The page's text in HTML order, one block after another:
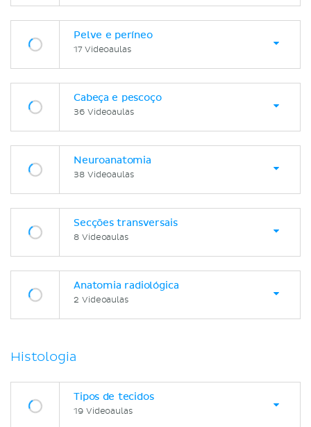
Pelve e períneo
17 Videoaulas
Cabeça e pescoço
36 Videoaulas
Neuroanatomia
38 Videoaulas
Secções transversais
8 Videoaulas
Anatomia radiológica
2 Videoaulas
Histologia
Tipos de tecidos
19 Videoaulas